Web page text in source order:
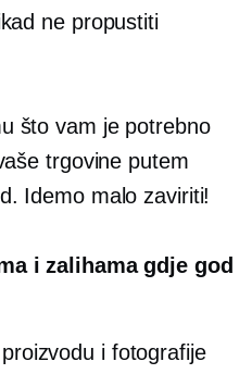
ne propustiti
što vam je potrebno
trgovine putem
Idemo malo zaviriti!
i zalihama gdje god
i fotografije